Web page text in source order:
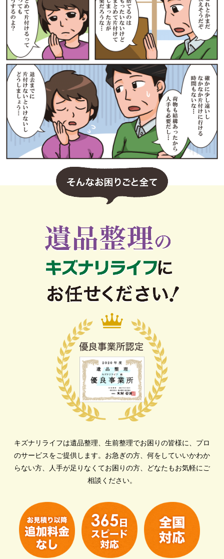
キズナリライフは遺品整理、生前整理でお困りの皆様に、プロ
のサービスをご提供します。 お急ぎの方、何をしていいかわか
らない方、人手が足りなくてお困りの方、どなたもお気軽にご
相談ください。